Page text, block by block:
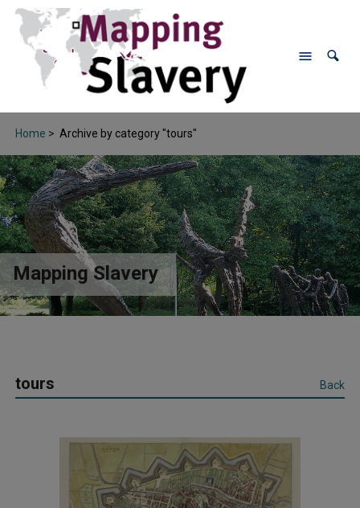
Home > Archive by category "tours"
Mapping Slavery
tours Back